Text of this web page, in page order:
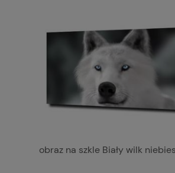
obraz na szkle Biały wilk